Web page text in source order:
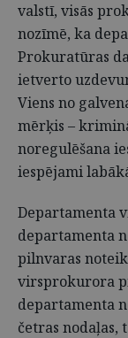
valstī, visās
nozīmē, ka
Prokuratūras
ietverto
Viens no
mērķis –
noregulēšana
iespējami
Departamenta
departamenta
pilnvaras
virsprokurora
departamenta
četras nodaļas,